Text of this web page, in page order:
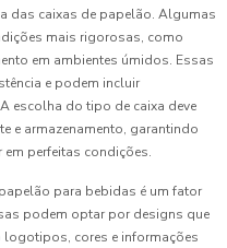
das caixas de papelão. Algumas
mais rigorosas, como
em ambientes úmidos. Essas
e podem incluir
escolha do tipo de caixa deve
e armazenamento, garantindo
perfeitas condições.
para bebidas é um fator
podem optar por designs que
cores e informações